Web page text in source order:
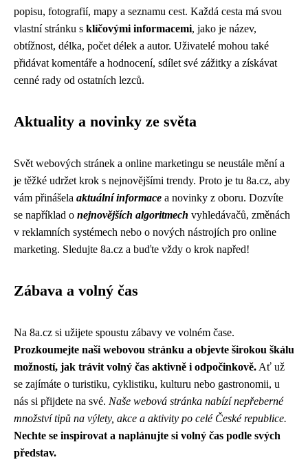
popisu, fotografií, mapy a seznamu cest. Každá cesta má svou
vlastní stránku s klíčovými informacemi, jako je název,
obtížnost, délka, počet délek a autor. Uživatelé mohou také
přidávat komentáře a hodnocení, sdílet své zážitky a získávat
cenné rady od ostatních lezců.
Aktuality a novinky ze světa
Svět webových stránek a online marketingu se neustále mění a
je těžké udržet krok s nejnovějšími trendy. Proto je tu 8a.cz, aby
vám přinášela aktuální informace a novinky z oboru. Dozvíte
se například o nejnovějších algoritmech vyhledávačů, změnách
v reklamních systémech nebo o nových nástrojích pro online
marketing. Sledujte 8a.cz a buďte vždy o krok napřed!
Zábava a volný čas
Na 8a.cz si užijete spoustu zábavy ve volném čase.
Prozkoumejte naši webovou stránku a objevte širokou škálu
možností, jak trávit volný čas aktivně i odpočinkově. Ať už
se zajímáte o turistiku, cyklistiku, kulturu nebo gastronomii, u
nás si přijdete na své. Naše webová stránka nabízí nepřeberné
množství tipů na výlety, akce a aktivity po celé České republice.
Nechte se inspirovat a naplánujte si volný čas podle svých
představ.